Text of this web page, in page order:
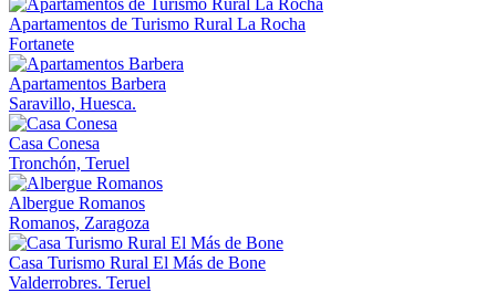
Apartamentos de Turismo Rural La Rocha
Fortanete
Apartamentos Barbera
Saravillo, Huesca.
Casa Conesa
Tronchón, Teruel
Albergue Romanos
Romanos, Zaragoza
Casa Turismo Rural El Más de Bone
Valderrobres. Teruel